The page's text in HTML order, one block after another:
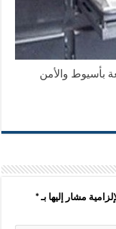
والأمن
مشار إليها بـ*